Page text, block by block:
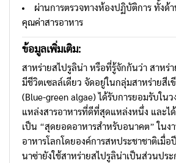
ผ่านการตรวจทางห้องปฏิบัติการ ทั้งด้
คุณค่าสารอาหาร
ข้อมูลเพิ่มเติม:
สาหร่ายสไปรูลิน่า หรือที่รู้จักกันว่า สาหร่
มีชีวิตเซลล์เดียว จัดอยู่ในกลุ่มสาหร่ายสีเ
(Blue-green algae) ได้รับการยอมรับใน
แหล่งสารอาหารที่ดีที่สุดแหล่งหนึ่ง และไ
เป็น “สุดยอดอาหารสำหรับอนาคต” ในง
อาหารโลกโดยองค์การสหประชาชาติเมื่
นาซ่ายังใช้สาหร่ายสไปรูลิน่าเป็นส่วนปร